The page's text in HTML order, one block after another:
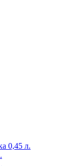
0,45 л.